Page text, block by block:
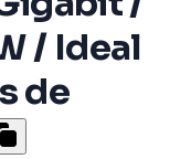
/ Ideal
de